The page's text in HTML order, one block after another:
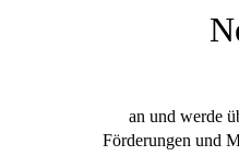
an und werde
Förderungen und